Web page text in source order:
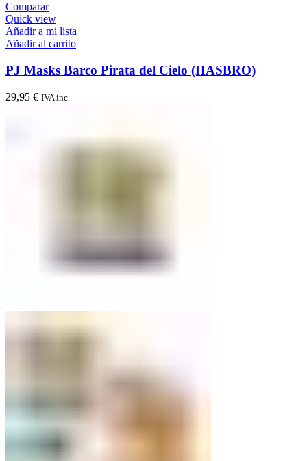
Comparar
Quick view
Añadir a mi lista
Añadir al carrito
PJ Masks Barco Pirata del Cielo (HASBRO)
29,95 € IVA inc.